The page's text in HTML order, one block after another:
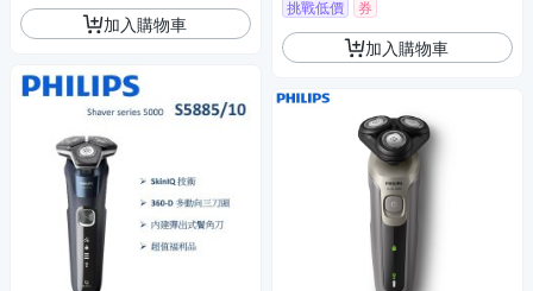
加入購物車
挑戰低價 券
加入購物車